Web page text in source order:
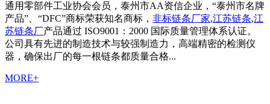
通用零部件工业协会会员，泰州市AA资信企业，“泰州市名牌
产品”、“DFC”商标荣获知名商标， 非标链条厂家,江苏链条,江
苏链条厂产品通过 ISO9001：2000 国际质量管理体系认证。
公司具有先进的制造技术与较强制造力，高端精密的检测仪
器，确保出厂的每一根链条都质量合格...
MORE+